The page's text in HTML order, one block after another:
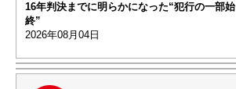
16年判決までに明らかになった“犯行の一部始
終”
2026年08月04日